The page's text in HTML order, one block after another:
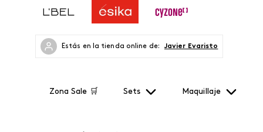
Estás en la tienda online de: Javier Evaristo
Zona Sale 🛒 Sets Maquillaje